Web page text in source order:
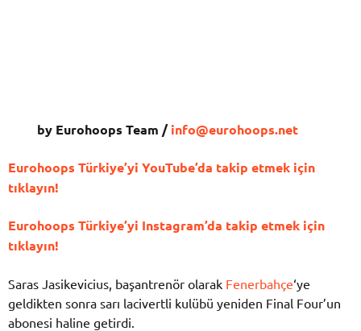
by Eurohoops Team /info@eurohoops.net
Eurohoops Türkiye’yi YouTube’da takip etmek için
tıklayın!
Eurohoops Türkiye’yi Instagram’da takip etmek için
tıklayın!
Saras Jasikevicius, başantrenör olarak Fenerbahçe‘ye
geldikten sonra sarı lacivertli kulübü yeniden Final Four’un
abonesi haline getirdi.